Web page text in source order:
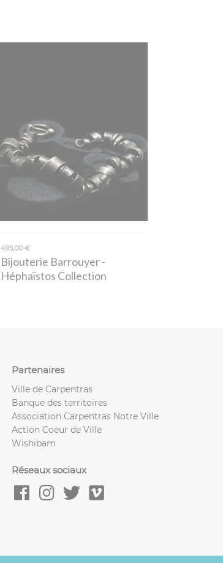
495,00 €
Bijouterie Barrouyer-
Héphaïstos Collection
Partenaires
Ville de Carpentras
Banque des territoires
Association Carpentras Notre Ville
Action Coeur de Ville
Wishibam
Réseaux sociaux